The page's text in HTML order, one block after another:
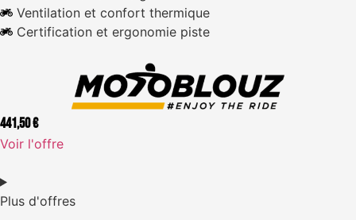
Ventilation et confort thermique
Certification et ergonomie piste
441,50 €
Voir l'offre
Plus d'offres